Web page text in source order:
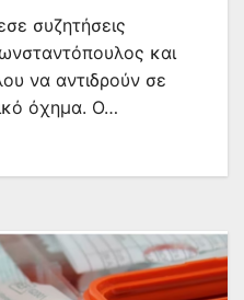
συζητήσεις
και
να αντιδρούν σε
όχημα. Ο…